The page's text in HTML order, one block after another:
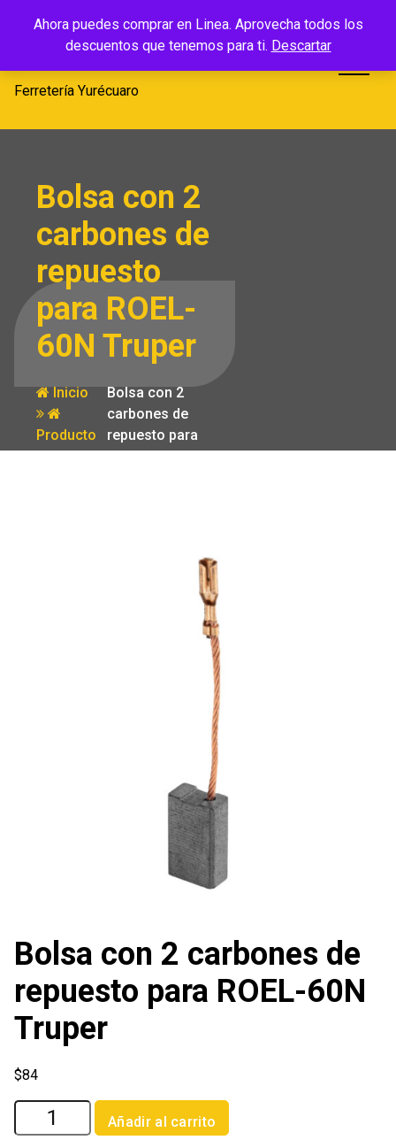
Ahora puedes comprar en Linea. Aprovecha todos los
descuentos que tenemos para ti. Descartar
Ferretería
Yurécuaro
Ferretería Yurécuaro
Bolsa con 2
carbones de
repuesto
para ROEL-
60N Truper
Inicio
Producto
Bolsa con 2
carbones de
repuesto para
ROEL-60N
Bolsa con 2 carbones de
repuesto para ROEL-60N
Truper
$84
Bolsa
con
Añadir al carrito